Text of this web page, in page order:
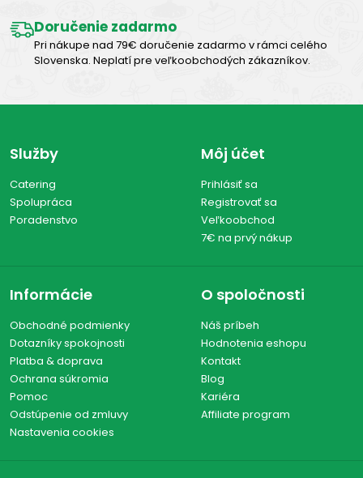
Doručenie zadarmo
Pri nákupe nad 79€ doručenie zadarmo v rámci celého
Slovenska. Neplatí pre veľkoobchodých zákazníkov.
Služby
Catering
Spolupráca
Poradenstvo
Môj účet
Prihlásiť sa
Registrovať sa
Veľkoobchod
7€ na prvý nákup
Informácie
Obchodné podmienky
Dotazníky spokojnosti
Platba & doprava
Ochrana súkromia
Pomoc
Odstúpenie od zmluvy
Nastavenia cookies
O spoločnosti
Náš príbeh
Hodnotenia eshopu
Kontakt
Blog
Kariéra
Affiliate program